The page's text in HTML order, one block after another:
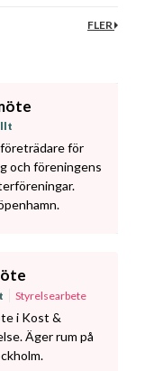
FLER
för
och föreningens
Styrelsearbete
i Kost &
Äger rum på